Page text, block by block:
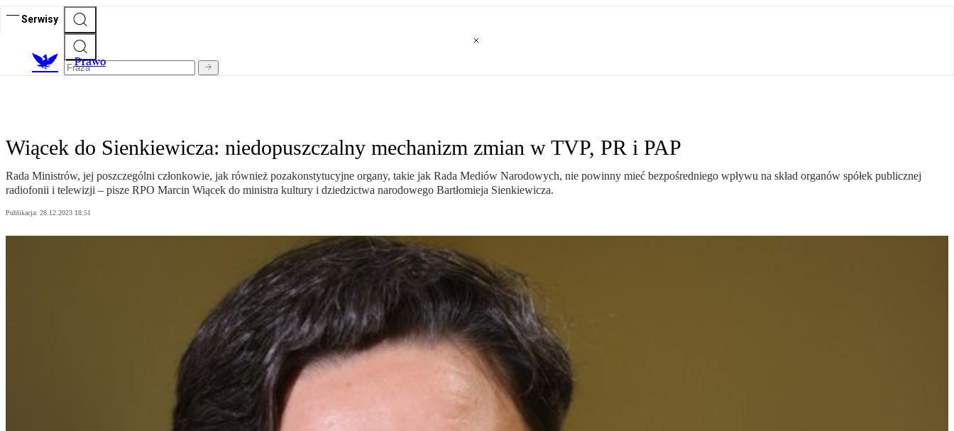
Serwisy
Prawo
Wiącek do Sienkiewicza: niedopuszczalny mechanizm zmian w TVP, PR i PAP
Rada Ministrów, jej poszczególni członkowie, jak również pozakonstytucyjne organy, takie jak Rada Mediów Narodowych, nie powinny mieć bezpośredniego wpływu na skład organów spółek publicznej
radiofonii i telewizji – pisze RPO Marcin Wiącek do ministra kultury i dziedzictwa narodowego Bartłomieja Sienkiewicza.
Publikacja: 28.12.2023 18:51